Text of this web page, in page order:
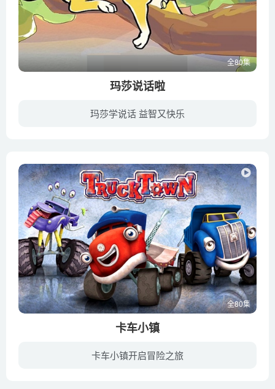
全80集
玛莎说话啦
玛莎学说话 益智又快乐
全80集
卡车小镇
卡车小镇开启冒险之旅